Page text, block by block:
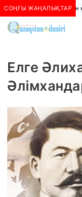
СОҢҒЫ ЖАҢАЛЫҚТАР
Алматыда көшкін
Елге